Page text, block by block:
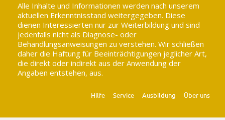
Alle Inhalte und Informationen werden nach unserem
aktuellen Erkenntnisstand weitergegeben. Diese
dienen Interessierten nur zur Weiterbildung und sind
jedenfalls nicht als Diagnose- oder
Behandlungsanweisungen zu verstehen. Wir schließen
daher die Haftung für Beeinträchtigungen jeglicher Art,
die direkt oder indirekt aus der Anwendung der
Angaben entstehen, aus.
Hilfe Service Ausbildung Über uns